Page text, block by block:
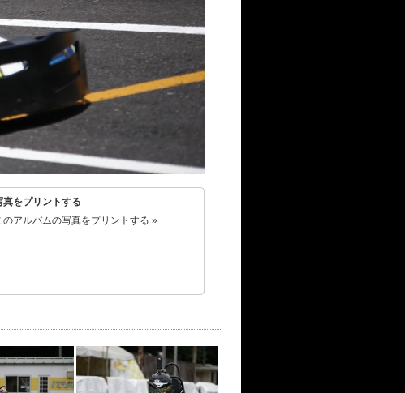
真をプリントする
のアルバムの写真をプリントする »